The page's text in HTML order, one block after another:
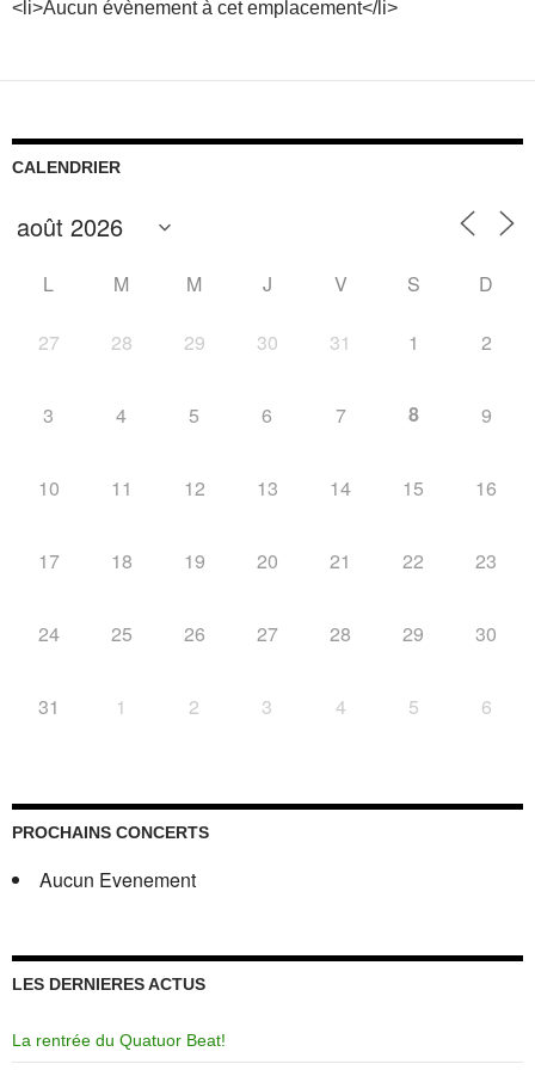
<li>Aucun évènement à cet emplacement</li>
CALENDRIER
L M M J V S D
27 28 29 30 31 1 2
3 4 5 6 7 8 9
10 11 12 13 14 15 16
17 18 19 20 21 22 23
24 25 26 27 28 29 30
31 1 2 3 4 5 6
PROCHAINS CONCERTS
Aucun Evenement
LES DERNIERES ACTUS
La rentrée du Quatuor Beat!